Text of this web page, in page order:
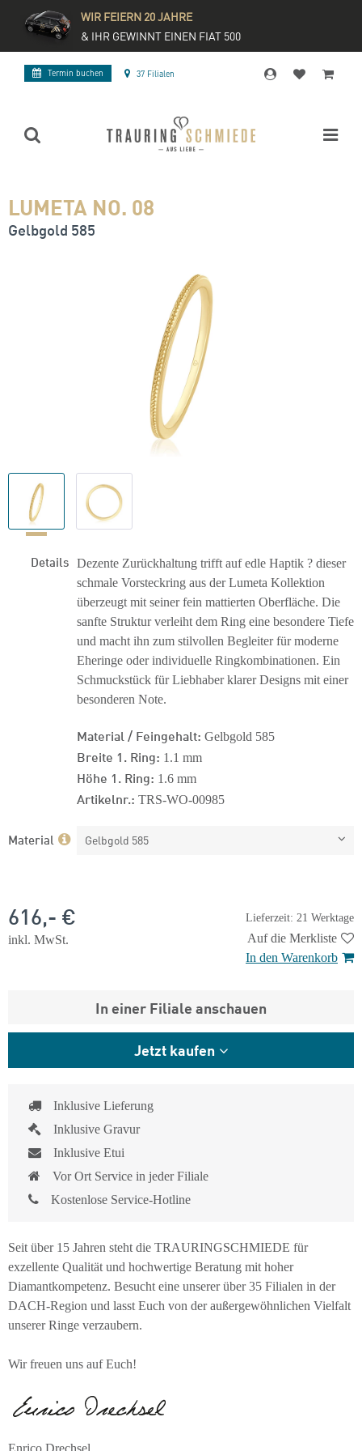
WIR FEIERN 20 JAHRE
& IHR GEWINNT EINEN FIAT 500
Termin buchen 37 Filialen
LUMETA NO. 08
Gelbgold 585
Details Dezente Zurückhaltung trifft auf edle Haptik ? dieser
schmale Vorsteckring aus der Lumeta Kollektion
überzeugt mit seiner fein mattierten Oberfläche. Die
sanfte Struktur verleiht dem Ring eine besondere Tiefe
und macht ihn zum stilvollen Begleiter für moderne
Eheringe oder individuelle Ringkombinationen. Ein
Schmuckstück für Liebhaber klarer Designs mit einer
besonderen Note.
Material / Feingehalt: Gelbgold 585
Breite 1. Ring: 1.1 mm
Höhe 1. Ring: 1.6 mm
Artikelnr.: TRS-WO-00985
Material Gelbgold 585
Lieferzeit: 21 Werktage
616,- €
inkl. MwSt.
Auf die Merkliste
In den Warenkorb
In einer Filiale anschauen
Jetzt kaufen
Inklusive Lieferung
Inklusive Gravur
Inklusive Etui
Vor Ort Service in jeder Filiale
Kostenlose Service-Hotline
Seit über 15 Jahren steht die TRAURINGSCHMIEDE für
exzellente Qualität und hochwertige Beratung mit hoher
Diamantkompetenz. Besucht eine unserer über 35 Filialen in der
DACH-Region und lasst Euch von der außergewöhnlichen Vielfalt
unserer Ringe verzaubern.
Wir freuen uns auf Euch!
Enrico Drechsel